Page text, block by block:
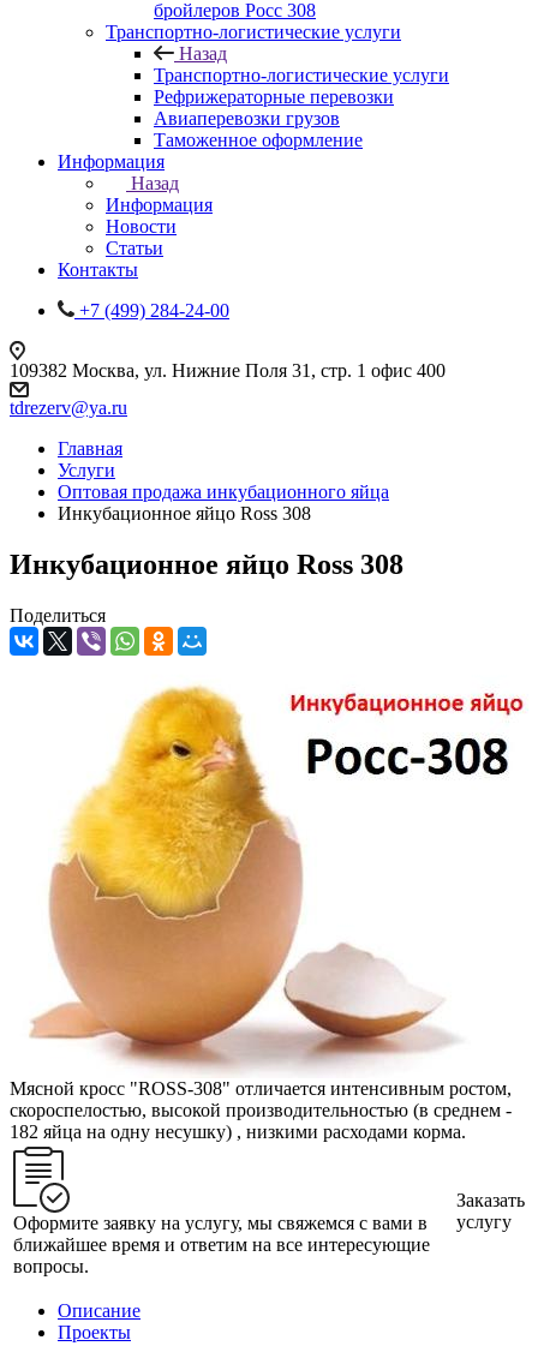
бройлеров Росс 308
Транспортно-логистические услуги
Назад
Транспортно-логистические услуги
Рефрижераторные перевозки
Авиаперевозки грузов
Таможенное оформление
Информация
Назад
Информация
Новости
Статьи
Контакты
+7 (499) 284-24-00
109382 Москва, ул. Нижние Поля 31, стр. 1 офис 400
tdrezerv@ya.ru
Главная
Услуги
Оптовая продажа инкубационного яйца
Инкубационное яйцо Ross 308
Инкубационное яйцо Ross 308
Поделиться
Мясной кросс "ROSS-308" отличается интенсивным ростом,
скороспелостью, высокой производительностью (в среднем -
182 яйца на одну несушку) , низкими расходами корма.
Оформите заявку на услугу, мы свяжемся с вами в
ближайшее время и ответим на все интересующие
вопросы.
Заказать
услугу
Описание
Проекты